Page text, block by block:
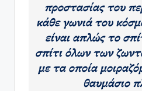
προστασίας του
κάθε γωνιά του
είναι απλώς το
σπίτι όλων των
με τα οποία
θαυμάσιο